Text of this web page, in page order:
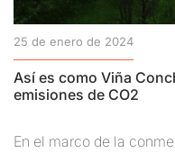
25 de enero de 2024
Así es como Viña
emisiones de CO2
En el marco de la